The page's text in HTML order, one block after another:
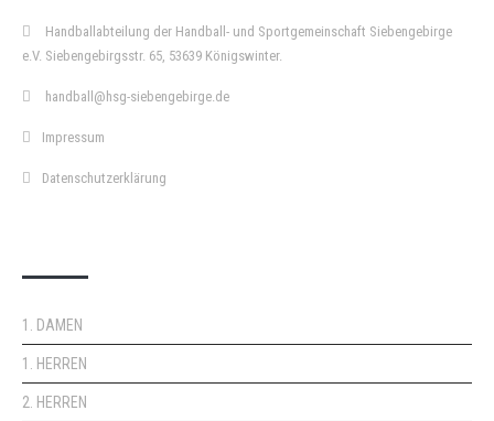
Handballabteilung der Handball- und Sportgemeinschaft Siebengebirge
e.V. Siebengebirgsstr. 65, 53639 Königswinter.
handball@hsg-siebengebirge.de
Impressum
Datenschutzerklärung
1. DAMEN
1. HERREN
2. HERREN